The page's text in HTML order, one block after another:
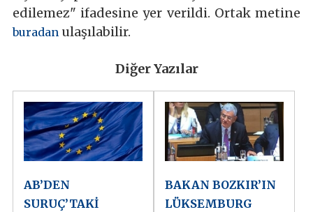
edilemez" ifadesine yer verildi. Ortak metine
buradanulaşılabilir.
Diğer Yazılar
AB’DEN
SURUÇ’TAKİ
BAKAN BOZKIR’IN
LÜKSEMBURG